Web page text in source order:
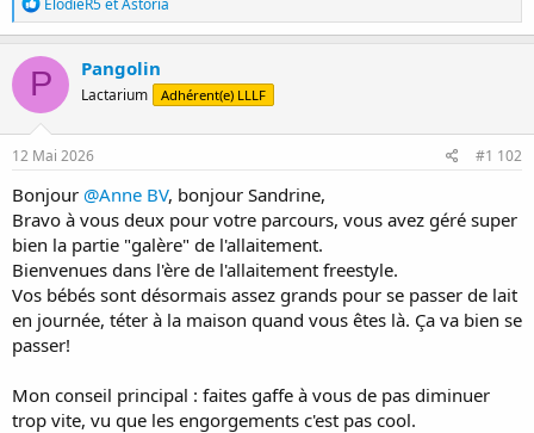
é
a
c
t
o
n
s
P Pangolin
Lactarium Adhérent(e) LLLF
12 Mai 2026 #1 102
Bonjour @Anne BV, bonjour Sandrine,
Bravo à vous deux pour votre parcours, vous avez géré super
bien la partie "galère" de l'allaitement.
Bienvenues dans l'ère de l'allaitement freestyle.
Vos bébés sont désormais assez grands pour se passer de lait
en journée, téter à la maison quand vous êtes là. Ça va bien se
passer!
Mon conseil principal : faites gaffe à vous de pas diminuer
trop vite, vu que les engorgements c'est pas cool.